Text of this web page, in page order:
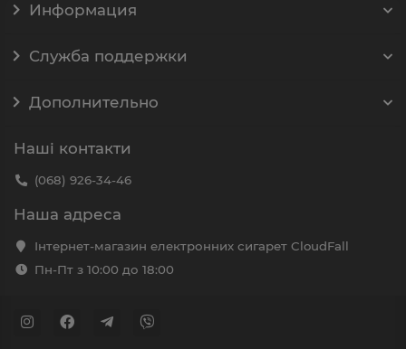
Информация
Служба поддержки
Дополнительно
Наші контакти
(068) 926-34-46
Наша адреса
Інтернет-магазин електронних сигарет CloudFall
Пн-Пт з 10:00 до 18:00